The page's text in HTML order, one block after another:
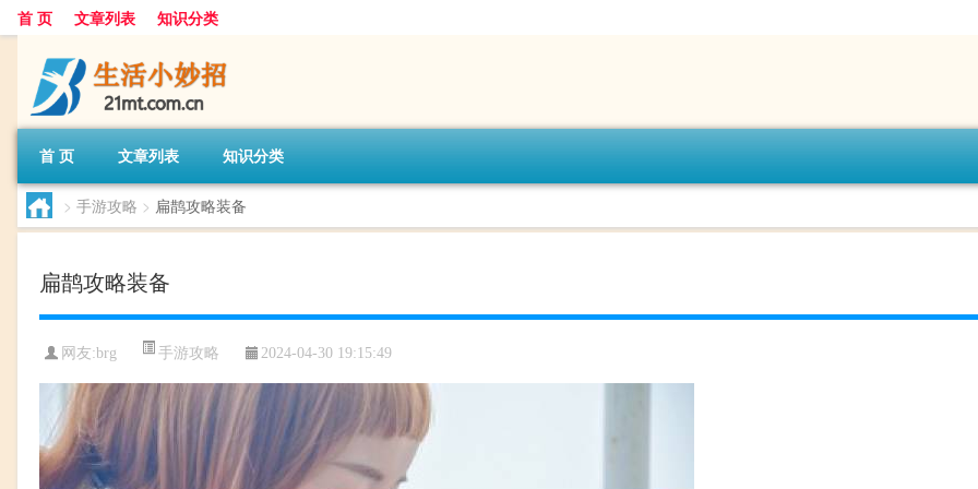
首 页 文章列表 知识分类
首 页 文章列表 知识分类
> 手游攻略 > 扁鹊攻略装备
扁鹊攻略装备
网友:brg 手游攻略 2024-04-30 19:15:49